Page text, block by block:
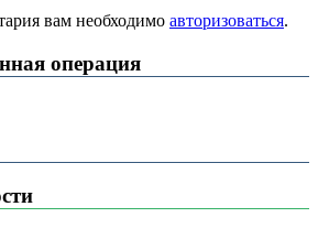
вам необходимо авторизоваться.
операция